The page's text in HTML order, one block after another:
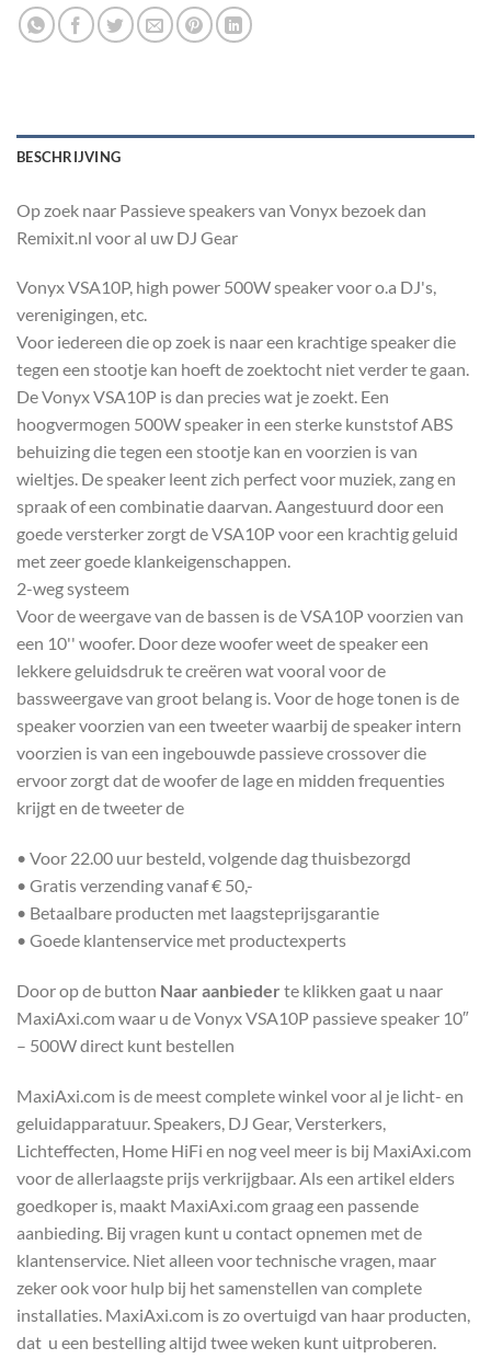
BESCHRIJVING
Op zoek naar Passieve speakers van Vonyx bezoek dan
Remixit.nl voor al uw DJ Gear
Vonyx VSA10P, high power 500W speaker voor o.a DJ's,
verenigingen, etc.
Voor iedereen die op zoek is naar een krachtige speaker die
tegen een stootje kan hoeft de zoektocht niet verder te gaan.
De Vonyx VSA10P is dan precies wat je zoekt. Een
hoogvermogen 500W speaker in een sterke kunststof ABS
behuizing die tegen een stootje kan en voorzien is van
wieltjes. De speaker leent zich perfect voor muziek, zang en
spraak of een combinatie daarvan. Aangestuurd door een
goede versterker zorgt de VSA10P voor een krachtig geluid
met zeer goede klankeigenschappen.
2-weg systeem
Voor de weergave van de bassen is de VSA10P voorzien van
een 10'' woofer. Door deze woofer weet de speaker een
lekkere geluidsdruk te creëren wat vooral voor de
bassweergave van groot belang is. Voor de hoge tonen is de
speaker voorzien van een tweeter waarbij de speaker intern
voorzien is van een ingebouwde passieve crossover die
ervoor zorgt dat de woofer de lage en midden frequenties
krijgt en de tweeter de
• Voor 22.00 uur besteld, volgende dag thuisbezorgd
• Gratis verzending vanaf € 50,-
• Betaalbare producten met laagsteprijsgarantie
• Goede klantenservice met productexperts
Door op de button Naar aanbieder te klikken gaat u naar
MaxiAxi.com waar u de Vonyx VSA10P passieve speaker 10″
– 500W direct kunt bestellen
MaxiAxi.com is de meest complete winkel voor al je licht- en
geluidapparatuur. Speakers, DJ Gear, Versterkers,
Lichteffecten, Home HiFi en nog veel meer is bij MaxiAxi.com
voor de allerlaagste prijs verkrijgbaar. Als een artikel elders
goedkoper is, maakt MaxiAxi.com graag een passende
aanbieding. Bij vragen kunt u contact opnemen met de
klantenservice. Niet alleen voor technische vragen, maar
zeker ook voor hulp bij het samenstellen van complete
installaties. MaxiAxi.com is zo overtuigd van haar producten,
dat u een bestelling altijd twee weken kunt uitproberen.